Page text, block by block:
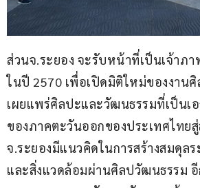
ส่วนจ.ระยอง จะรับหน้าที่เป็นเจ้าภา
ในปี 2570 เพื่อเปิดมิติใหม่ของงานศิ
เผยแพร่ศิลปะและวัฒนธรรมที่เป็นเ
ของภาคตะวันออกของประเทศไทย
จ.ระยองมีแนวคิดในการสร้างสมดุล
และสิ่งแวดล้อมผ่านศิลปวัฒนธรรม